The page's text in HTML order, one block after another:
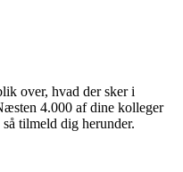
over, hvad der sker i
4.000 af dine kolleger
tilmeld dig herunder.